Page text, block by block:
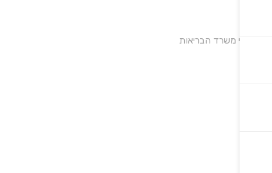
על ידי משרד הבריאות